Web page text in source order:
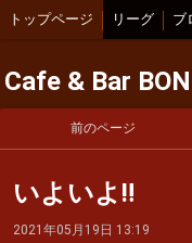
トップページ リーグ ブ
Cafe & Bar
前のページ
いよいよ‼︎
2021年05月19日 13:19